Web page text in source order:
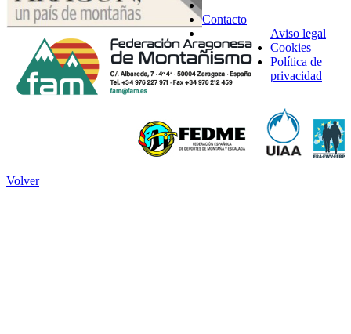
Contacto
Aviso legal
Cookies
Política de
privacidad
Volver